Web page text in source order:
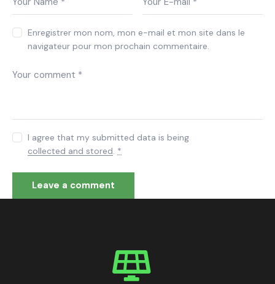
Enregistrer mon nom, mon e-mail et mon site dans le
navigateur pour mon prochain commentaire.
I agree that my submitted data is being
collected and stored. *